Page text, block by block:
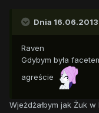
Dnia
Raven
Gdybym była
agreście
Wjeżdżałbym jak Żuk w